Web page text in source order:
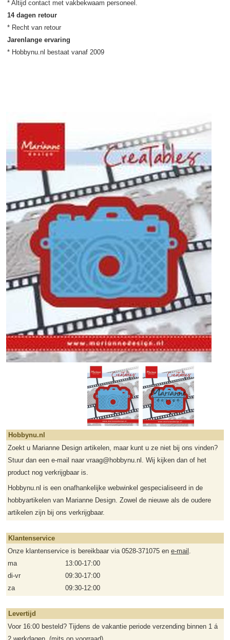
14 dagen retour
Jarenlange ervaring
* Hobbynu.nl bestaat vanaf 2009
Hobbynu.nl
Zoekt u Marianne Design artikelen, maar kunt u ze niet bij ons vinden?
Stuur dan een e-mail naar vraag@hobbynu.nl. Wij kijken dan of het
product nog verkrijgbaar is.
Hobbynu.nl is een onafhankelijke webwinkel gespecialiseerd in de
hobbyartikelen van Marianne Design. Zowel de nieuwe als de oudere
artikelen zijn bij ons verkrijgbaar.
Klantenservice
Onze klantenservice is bereikbaar via 0528-371075 en e-mail
ma
13:00-17:00
di-vr
09:30-17:00
za
09:30-12:00
Levertijd
Voor 16:00 besteld? Tijdens de vakantie periode verzending binnen 1 á
2 werkdagen. (mits op voorraad).